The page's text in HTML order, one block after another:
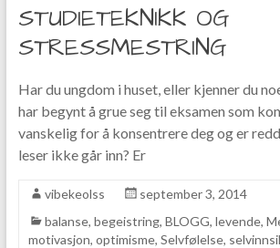
STUDIETEKNIKK OG
STRESSMESTRING
Har du ungdom i huset, eller kjenner du
har begynt å grue seg til eksamen som
vanskelig for å konsentrere deg og er
leser ikke går inn? Er
vibekeolss
september 3, 2014
balanse, begeistring, BLOGG, levende,
motivasjon, optimisme, Selvfølelse,